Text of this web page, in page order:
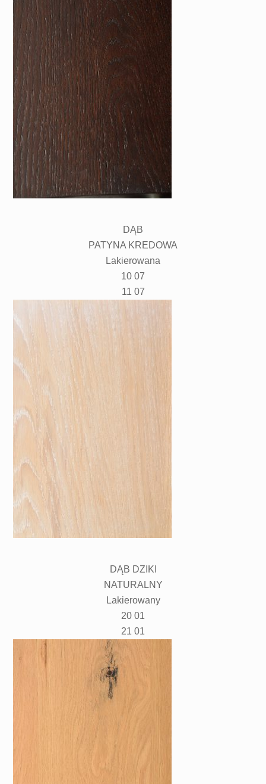
DĄB
PATYNA KREDOWA
Lakierowana
10 07
11 07
DĄB DZIKI
NATURALNY
Lakierowany
20 01
21 01